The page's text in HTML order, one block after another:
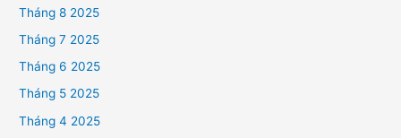
Tháng 8 2025
Tháng 7 2025
Tháng 6 2025
Tháng 5 2025
Tháng 4 2025